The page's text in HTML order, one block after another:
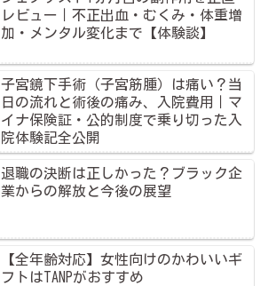
レビュー｜不正出血・むくみ・体重増
加・メンタル変化まで【体験談】
子宮鏡下手術（子宮筋腫）は痛い？当
日の流れと術後の痛み、入院費用｜マ
イナ保険証・公的制度で乗り切った入
院体験記全公開
退職の決断は正しかった？ブラック企
業からの解放と今後の展望
【全年齢対応】女性向けのかわいいギ
フトはTANPがおすすめ